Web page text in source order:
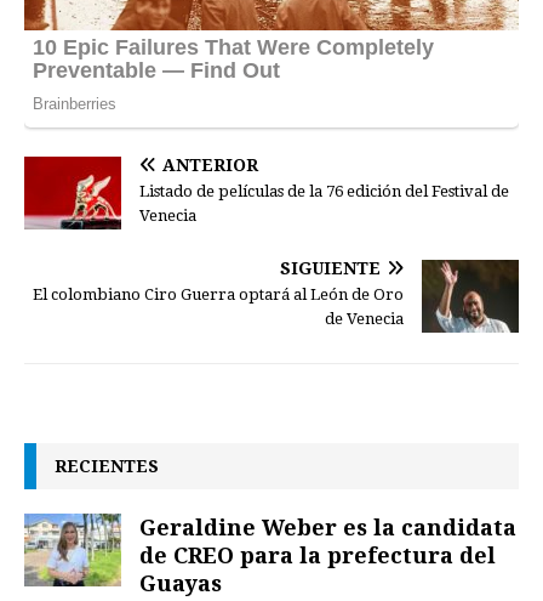
ANTERIOR
Listado de películas de la 76 edición del Festival de
Venecia
SIGUIENTE
El colombiano Ciro Guerra optará al León de Oro
de Venecia
RECIENTES
Geraldine Weber es la candidata
de CREO para la prefectura del
Guayas